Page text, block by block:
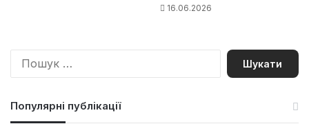
16.06.2026
П
Популярні публікації